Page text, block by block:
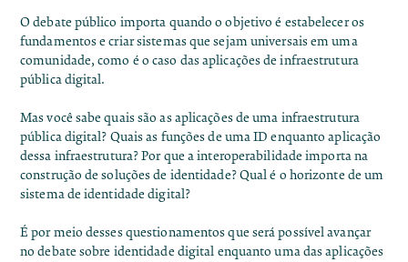
O debate público importa quando o objetivo é estabelecer os
fundamentos e criar sistemas que sejam universais em uma
comunidade, como é o caso das aplicações de infraestrutura
pública digital.
Mas você sabe quais são as aplicações de uma infraestrutura
pública digital? Quais as funções de uma ID enquanto aplicação
dessa infraestrutura? Por que a interoperabilidade importa na
construção de soluções de identidade? Qual é o horizonte de um
sistema de identidade digital?
É por meio desses questionamentos que será possível avançar
no debate sobre identidade digital enquanto uma das aplicações